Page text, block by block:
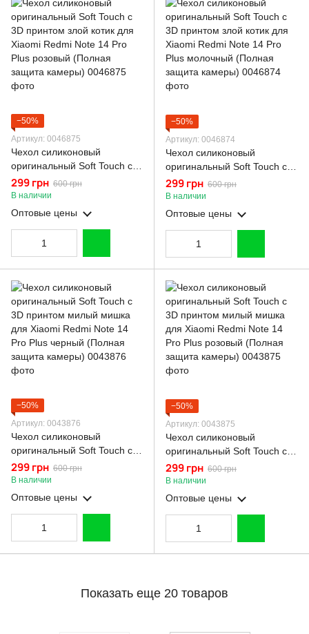
−50%
Артикул: 0046875
Чехол силиконовый
оригинальный Soft Touch с
3D принтом злой котик для
Xiaomi Redmi Note 14 Pro
Plus розовый (Полная
защита камеры)
299 грн 600 грн
В наличии
Оптовые цены
−50%
Артикул: 0046874
Чехол силиконовый
оригинальный Soft Touch с
3D принтом злой котик для
Xiaomi Redmi Note 14 Pro
Plus молочный (Полная
защита камеры)
299 грн 600 грн
В наличии
Оптовые цены
−50%
Артикул: 0043876
Чехол силиконовый
оригинальный Soft Touch с
3D принтом милый мишка
для Xiaomi Redmi Note 14
Pro Plus черный (Полная
защита камеры)
299 грн 600 грн
В наличии
Оптовые цены
−50%
Артикул: 0043875
Чехол силиконовый
оригинальный Soft Touch с
3D принтом милый мишка
для Xiaomi Redmi Note 14
Pro Plus розовый (Полная
защита камеры)
299 грн 600 грн
В наличии
Оптовые цены
Показать еще 20 товаров